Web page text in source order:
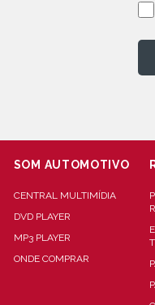
SOM AUTOMOTIVO
CENTRAL MULTIMÍDIA
DVD PLAYER
MP3 PLAYER
ONDE COMPRAR